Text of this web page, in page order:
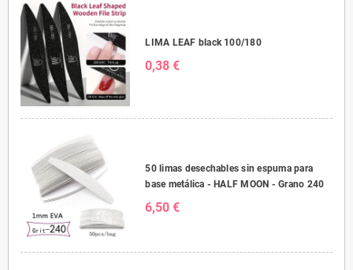
LIMA LEAF black 100/180
0,38 €
50 limas desechables sin espuma para
base metálica - HALF MOON - Grano 240
6,50 €